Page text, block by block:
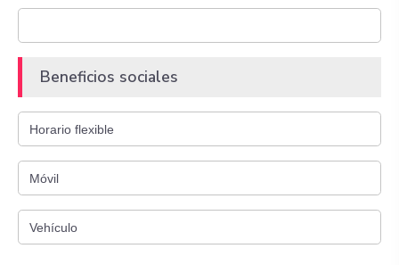
Beneficios sociales